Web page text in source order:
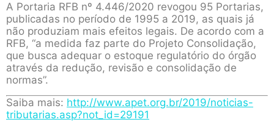
A Portaria RFB nº 4.446/2020 revogou 95 Portarias,
publicadas no período de 1995 a 2019, as quais já
não produziam mais efeitos legais. De acordo com a
RFB, “a medida faz parte do Projeto Consolidação,
que busca adequar o estoque regulatório do órgão
através da redução, revisão e consolidação de
normas”.
Saiba mais: http://www.apet.org.br/2019/noticias-
tributarias.asp?not_id=29191